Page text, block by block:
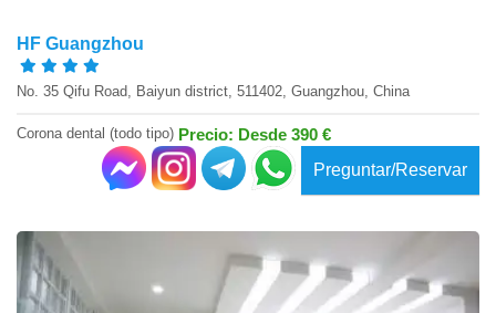
HF Guangzhou
No. 35 Qifu Road, Baiyun district, 511402, Guangzhou, China
Corona dental (todo tipo) Precio: Desde 390 €
Preguntar/Reservar